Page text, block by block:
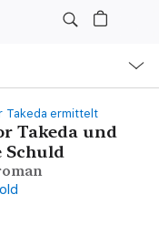
Takeda ermittelt
Takeda und
Schuld